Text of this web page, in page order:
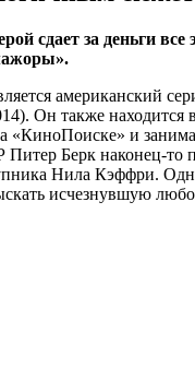
сдает за деньги все
американский
Он также находится
«КиноПоиске» и
Берк наконец-то
Нила Кэффри.
исчезнувшую